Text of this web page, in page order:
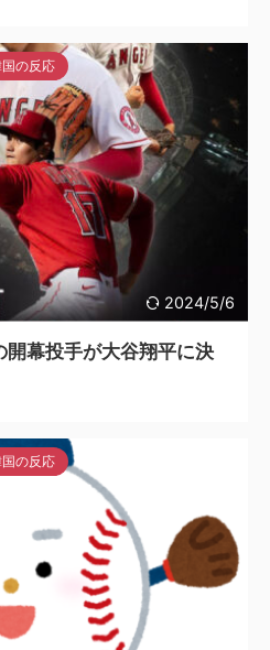
2024/5/6
の反応
幕投手が大谷翔平に決
の反応